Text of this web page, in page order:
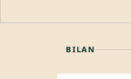
BILAN